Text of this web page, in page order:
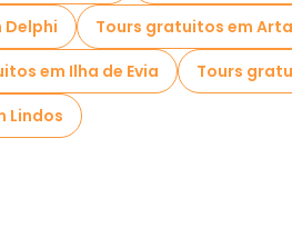
Tours gratuitos em Arta
em Ilha de Evia
Tours
Lindos